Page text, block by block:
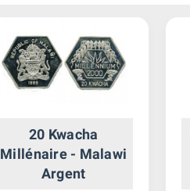
20 Kwacha
Millénaire - Malawi
Argent